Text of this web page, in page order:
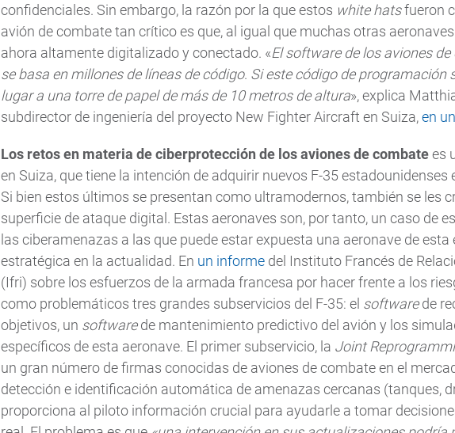
confidenciales. Sin embargo, la razón por la que estos white hatsfueron
avión de combate tan crítico es que, al igual que muchas otras
ahora altamente digitalizado y conectado. «El software de los aviones
se basa en millones de líneas de código. Si este código de programación
lugar a una torre de papel de más de 10 metros de altura», explica
subdirector de ingeniería del proyecto New Fighter Aircraft en Suiza,en
Los retos en materia de ciberprotección de los aviones de combatees
en Suiza, que tiene la intención de adquirir nuevos F-35
Si bien estos últimos se presentan como ultramodernos, también se les
superficie de ataque digital. Estas aeronaves son, por tanto, un caso de
las ciberamenazas a las que puede estar expuesta una aeronave de esta
estratégica en la actualidad. En un informe del Instituto Francés de
(Ifri) sobre los esfuerzos de la armada francesa por hacer frente a los
como problemáticos tres grandes subservicios del F-35: el softwarede
objetivos, un softwarede mantenimiento predictivo del avión y los
específicos de esta aeronave. El primer subservicio, la Joint
un gran número de firmas conocidas de aviones de combate en el
detección e identificación automática de amenazas cercanas (tanques,
proporciona al piloto información crucial para ayudarle a tomar